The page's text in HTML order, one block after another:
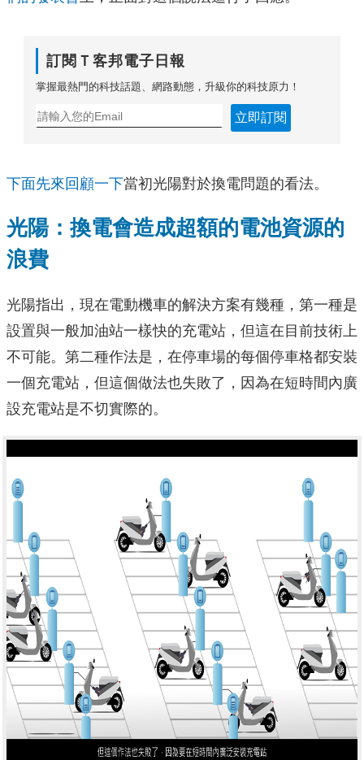
訂閱Ｔ客邦電子日報
掌握最熱門的科技話題、網路動態，升級你的科技原力！
立即訂閱
下面先來回顧一下當初光陽對於換電問題的看法。
光陽：換電會造成超額的電池資源的
浪費
光陽指出，現在電動機車的解決方案有幾種，第一種是
設置與一般加油站一樣快的充電站，但這在目前技術上
不可能。第二種作法是，在停車場的每個停車格都安裝
一個充電站，但這個做法也失敗了，因為在短時間內廣
設充電站是不切實際的。